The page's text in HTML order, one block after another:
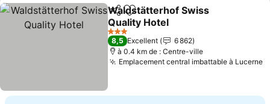
PartagerAjouter à mes favoris
Waldstätterhof Swiss
Quality Hotel
Consulter les prix
3 Étoiles
8,5 Excellent
6 862
à 0.4 km de : Centre-ville
Emplacement central imbattable à Lucerne